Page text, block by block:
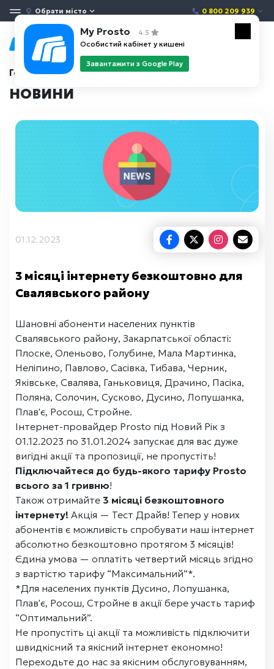
Обрати місто 0 800 209 939
Головна Новини
НОВИНИ
01.12.2023
3 місяці інтернету безкоштовно для
Свалявського району
Шановні абоненти населених пунктів
Свалявського району, Закарпатської області:
Плоске, Оленьово, Голубине, Мала Мартинка,
Неліпино, Павлово, Сасівка, Тибава, Черник,
Яківське, Свалява, Ганьковиця, Драчино, Пасіка,
Поляна, Солочин, Сусково, Дусино, Лопушанка,
Плав'є, Росош, Стройне.
Інтернет-провайдер Prosto під Новий Рік з
01.12.2023 по 31.01.2024 запускає для вас дуже
вигідні акції та пропозиції, не пропустіть!
Підключайтеся до будь-якого тарифу Prosto
всього за 1 гривню!
Також отримайте 3 місяці безкоштовного
інтернету! Акція — Тест Драйв! Тепер у нових
абонентів є можливість спробувати наш інтернет
абсолютно безкоштовно протягом 3 місяців!
Єдина умова — оплатіть четвертий місяць згідно
з вартістю тарифу “Максимальний”*.
*Для населених пунктів Дусино, Лопушанка,
Плав'є, Росош, Стройне в акції бере участь тариф
“Оптимальний”.
Не пропустіть ці акції та можливість підключити
швидкісний та якісний інтернет економно!
Переходьте до нас за якісним обслуговуванням,
My Prosto 4.5
Особистий кабінет у кишені
Завантажити з Google Play